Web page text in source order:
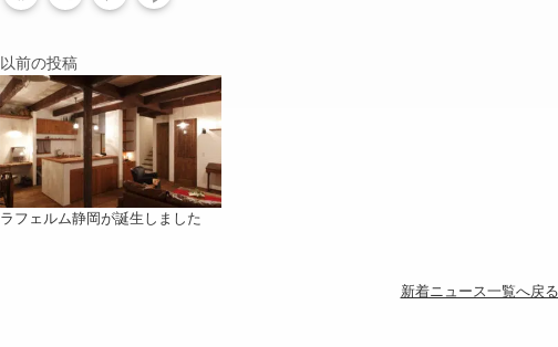
以前の投稿
ラフェルム静岡が誕生しました
新着ニュース一覧へ戻